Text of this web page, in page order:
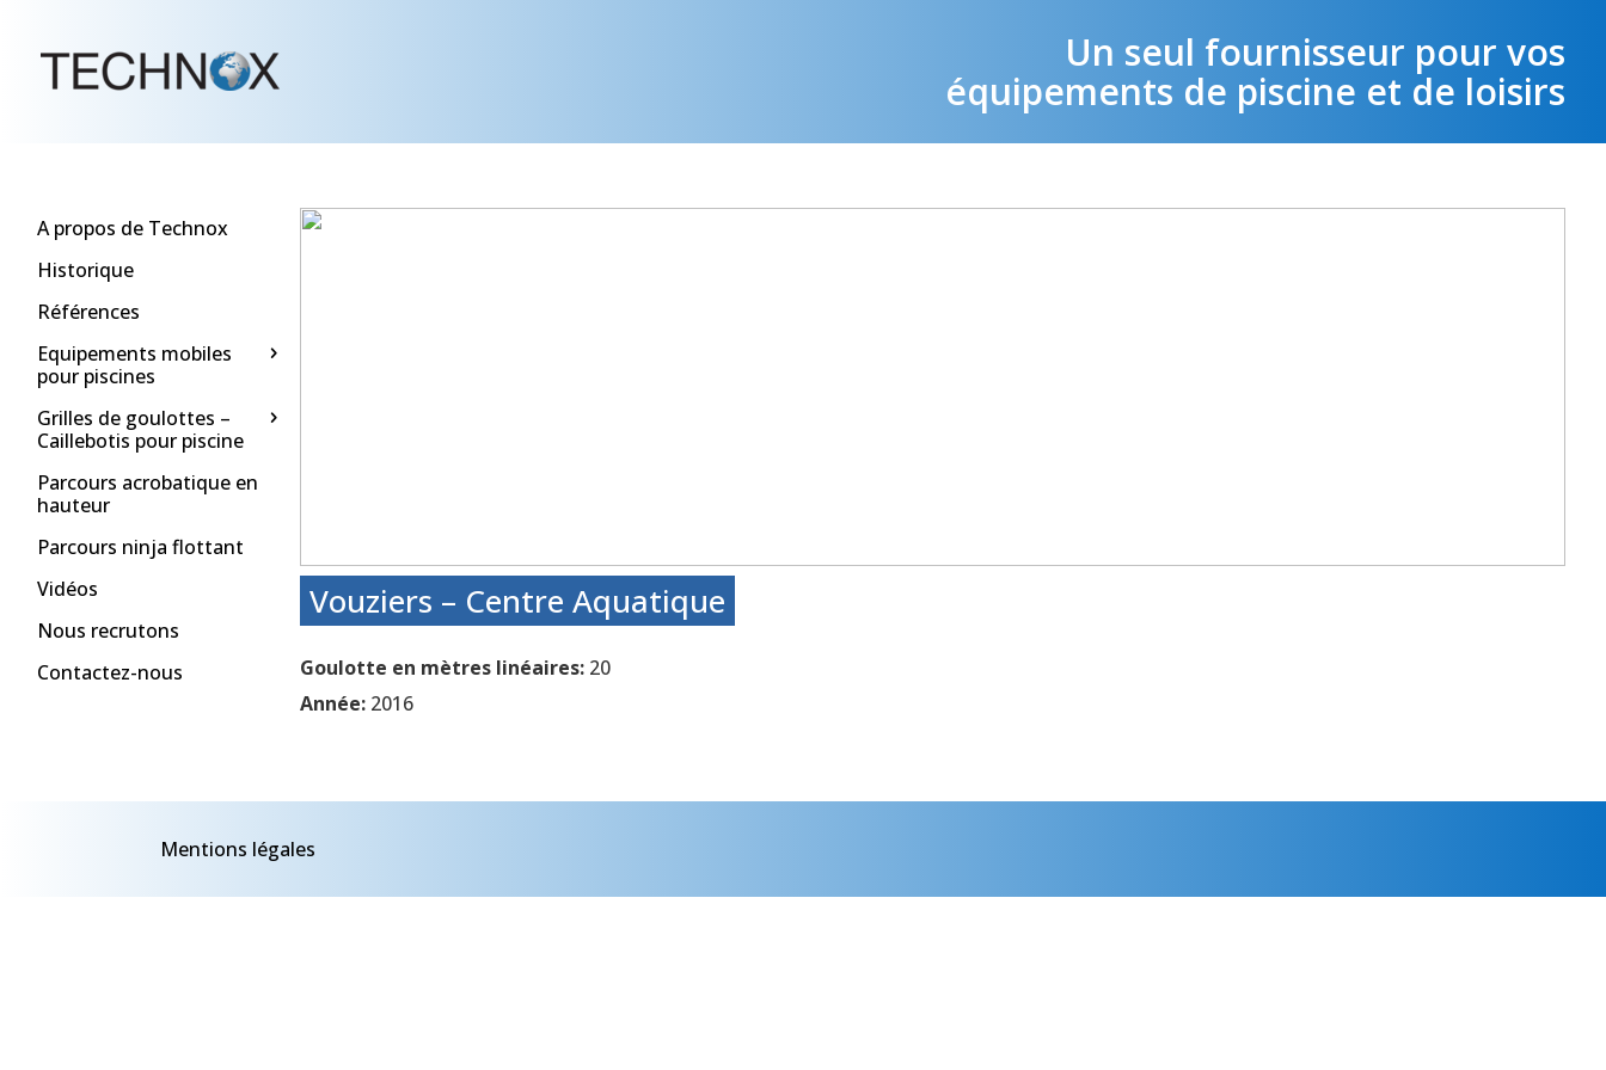
Un seul fournisseur pour vos
équipements de piscine et de loisirs
A propos de Technox
Historique
Références
Equipements mobiles
pour piscines
Grilles de goulottes –
Caillebotis pour piscine
Parcours acrobatique en
hauteur
Parcours ninja flottant
Vidéos
Nous recrutons
Contactez-nous
Vouziers – Centre Aquatique
Goulotte en mètres linéaires:20
Année:2016
Mentions légales